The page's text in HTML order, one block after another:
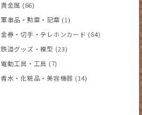
貴金属 (66)
軍事品・勲章・記章 (1)
金券・切手・テレホンカード (64)
鉄道グッズ・模型 (23)
電動工具・工具 (7)
香水・化粧品・美容機器 (14)